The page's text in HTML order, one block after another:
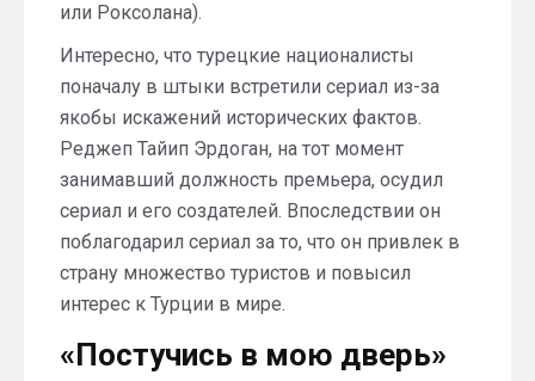
или Роксолана).
Интересно, что турецкие националисты
поначалу в штыки встретили сериал из-за
якобы искажений исторических фактов.
Реджеп Тайип Эрдоган, на тот момент
занимавший должность премьера, осудил
сериал и его создателей. Впоследствии он
поблагодарил сериал за то, что он привлек в
страну множество туристов и повысил
интерес к Турции в мире.
«Постучись в мою дверь»